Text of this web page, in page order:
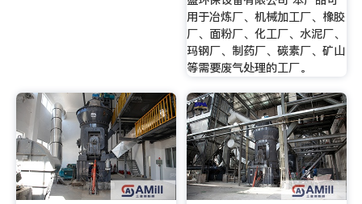
用于冶炼厂、机械加工厂、橡胶
厂、面粉厂、化工厂、水泥厂、
玛钢厂、制药厂、碳素厂、矿山
等需要废气处理的工厂。